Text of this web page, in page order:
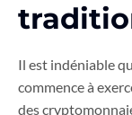
Il est indéniable
commence à
des